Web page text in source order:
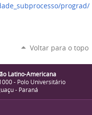
prograd/
Voltar para o topo
Latino-Americana
- Polo Universitário
- Paraná